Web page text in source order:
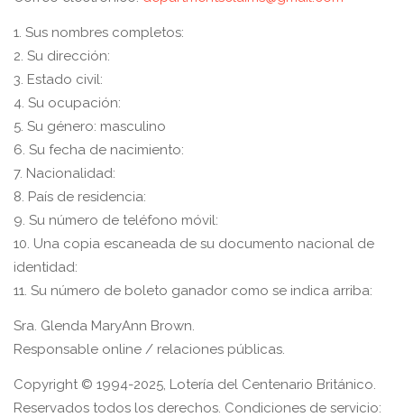
1. Sus nombres completos:
2. Su dirección:
3. Estado civil:
4. Su ocupación:
5. Su género: masculino
6. Su fecha de nacimiento:
7. Nacionalidad:
8. País de residencia:
9. Su número de teléfono móvil:
10. Una copia escaneada de su documento nacional de
identidad:
11. Su número de boleto ganador como se indica arriba:
Sra. Glenda MaryAnn Brown.
Responsable online / relaciones públicas.
Copyright © 1994-2025, Lotería del Centenario Británico.
Reservados todos los derechos. Condiciones de servicio: